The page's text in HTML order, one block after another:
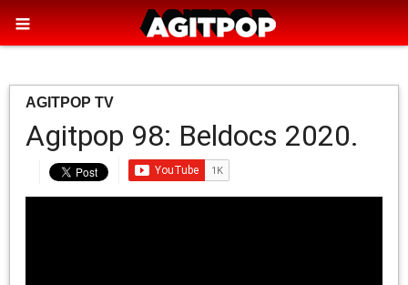
AGITPOP TV
Agitpop 98: Beldocs 2020.